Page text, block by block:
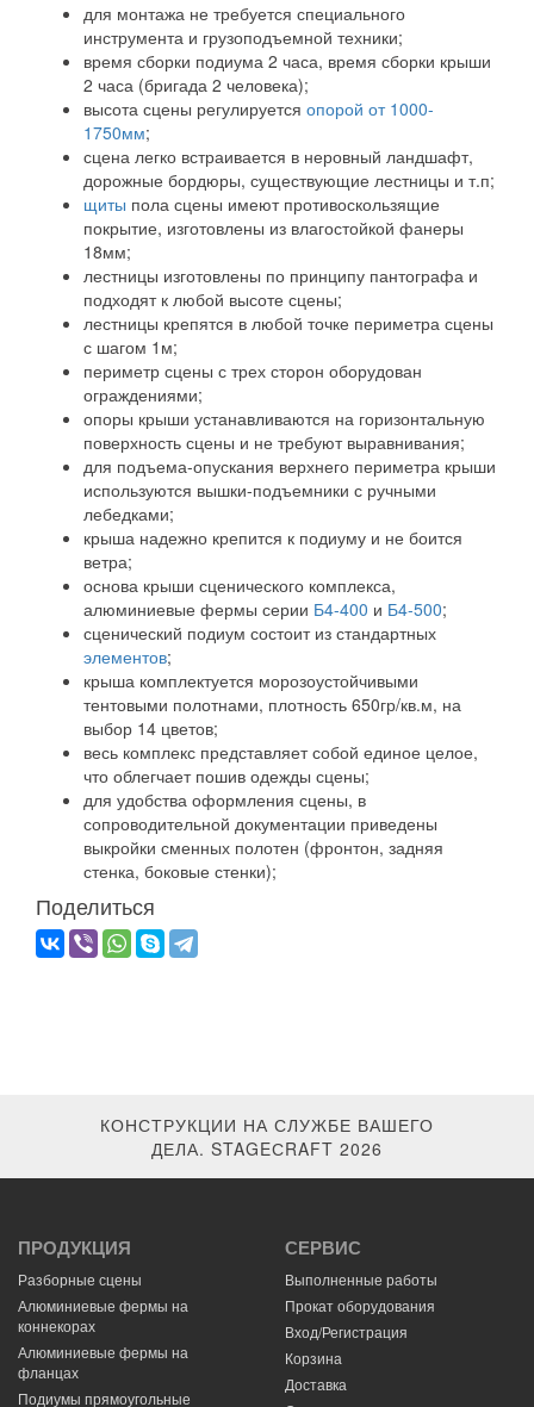
для монтажа не требуется специального
инструмента и грузоподъемной техники;
время сборки подиума 2 часа, время сборки крыши
2 часа (бригада 2 человека);
высота сцены регулируется опорой от 1000-
1750мм;
сцена легко встраивается в неровный ландшафт,
дорожные бордюры, существующие лестницы и т.п;
щиты пола сцены имеют противоскользящие
покрытие, изготовлены из влагостойкой фанеры
18мм;
лестницы изготовлены по принципу пантографа и
подходят к любой высоте сцены;
лестницы крепятся в любой точке периметра сцены
с шагом 1м;
периметр сцены с трех сторон оборудован
ограждениями;
опоры крыши устанавливаются на горизонтальную
поверхность сцены и не требуют выравнивания;
для подъема-опускания верхнего периметра крыши
используются вышки-подъемники с ручными
лебедками;
крыша надежно крепится к подиуму и не боится
ветра;
основа крыши сценического комплекса,
алюминиевые фермы серии Б4-400 и Б4-500;
сценический подиум состоит из стандартных
элементов;
крыша комплектуется морозоустойчивыми
тентовыми полотнами, плотность 650гр/кв.м, на
выбор 14 цветов;
весь комплекс представляет собой единое целое,
что облегчает пошив одежды сцены;
для удобства оформления сцены, в
сопроводительной документации приведены
выкройки сменных полотен (фронтон, задняя
стенка, боковые стенки);
Поделиться
КОНСТРУКЦИИ НА СЛУЖБЕ ВАШЕГО
ДЕЛА. STAGEСRAFT 2026
ПРОДУКЦИЯ
Разборные сцены
Алюминиевые фермы на
коннекорах
Алюминиевые фермы на
фланцах
Подиумы прямоугольные
СЕРВИС
Выполненные работы
Прокат оборудования
Вход/Регистрация
Корзина
Доставка